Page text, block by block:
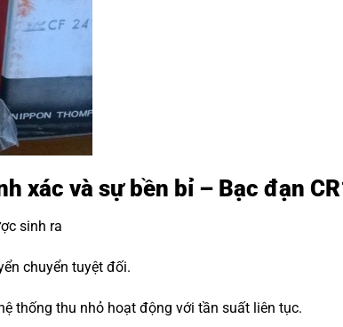
xác và sự bền bỉ – Bạc đạn
sinh ra
chuyển tuyệt đối.
thống thu nhỏ hoạt động với tần suất liên tục.